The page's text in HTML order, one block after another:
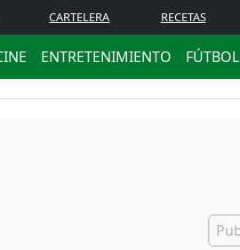
CARTELERA RECETAS
ENTRETENIMIENTO FÚTBOL